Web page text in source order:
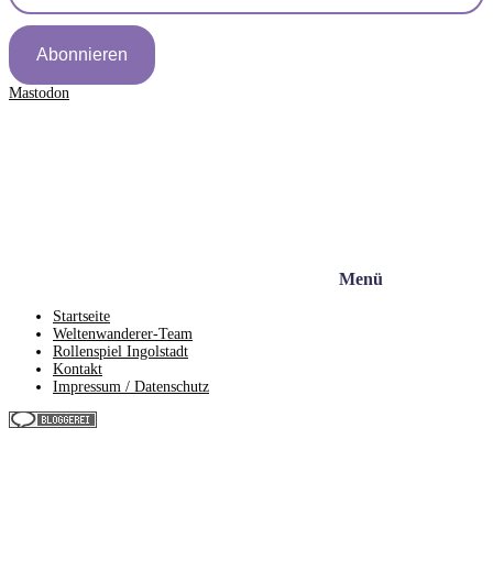
Abonnieren
Mastodon
Menü
Startseite
Weltenwanderer-Team
Rollenspiel Ingolstadt
Kontakt
Impressum / Datenschutz